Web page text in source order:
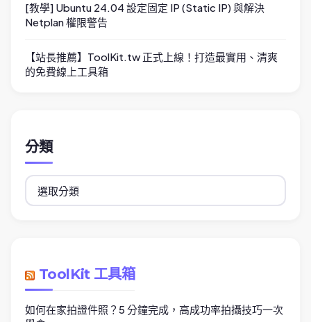
[教學] Ubuntu 24.04 設定固定 IP (Static IP) 與解決
Netplan 權限警告
【站長推薦】ToolKit.tw 正式上線！打造最實用、清爽
的免費線上工具箱
分類
分
類
ToolKit 工具箱
如何在家拍證件照？5 分鐘完成，高成功率拍攝技巧一次